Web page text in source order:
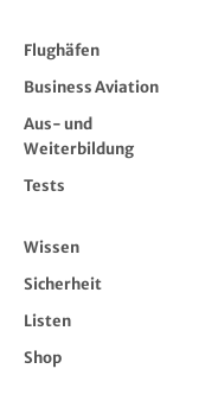
Flughäfen
Business Aviation
Aus- und
Weiterbildung
Tests
Wissen
Sicherheit
Listen
Shop